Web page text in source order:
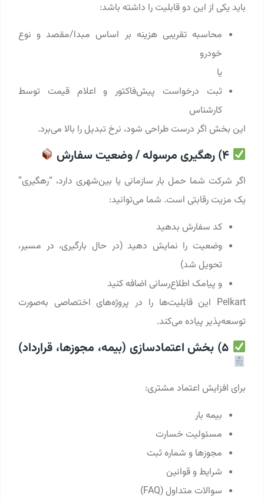
باید یکی از این دو قابلیت را داشته باشد:
محاسبه تقریبی هزینه بر اساس مبدا/مقصد و نوع
خودرو
ثبت درخواست پیش‌فاکتور و اعلام قیمت توسط
کارشناس
این بخش اگر درست طراحی شود، نرخ تبدیل را بالا می‌برد.
4) رهگیری مرسوله / وضعیت سفارش
اگر شرکت شما حمل بار سازمانی یا بین‌شهری دارد، “رهگیری”
یک مزیت رقابتی است. شما می‌توانید:
کد سفارش بدهید
وضعیت را نمایش دهید (در حال بارگیری، در مسیر،
تحویل شد)
و پیامک اطلاع‌رسانی اضافه کنید
Pelkart این قابلیت‌ها را در پروژه‌های اختصاصی به‌صورت
توسعه‌پذیر پیاده می‌کند.
5) بخش اعتمادسازی (بیمه، مجوزها، قرارداد)
برای افزایش اعتماد مشتری:
بیمه بار
مسئولیت خسارت
مجوزها و شماره ثبت
شرایط و قوانین
سوالات متداول (FAQ)